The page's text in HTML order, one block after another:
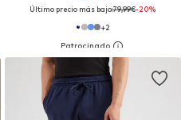
Último precio más bajo:79,99€-20%
+2